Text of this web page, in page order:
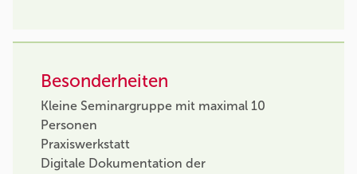
Besonderheiten
Kleine Seminargruppe mit maximal 10
Personen
Praxiswerkstatt
Digitale Dokumentation der